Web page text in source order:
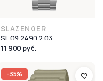
SLAZENGER
SL.09.2490.2.03
11 900 руб.
-35%